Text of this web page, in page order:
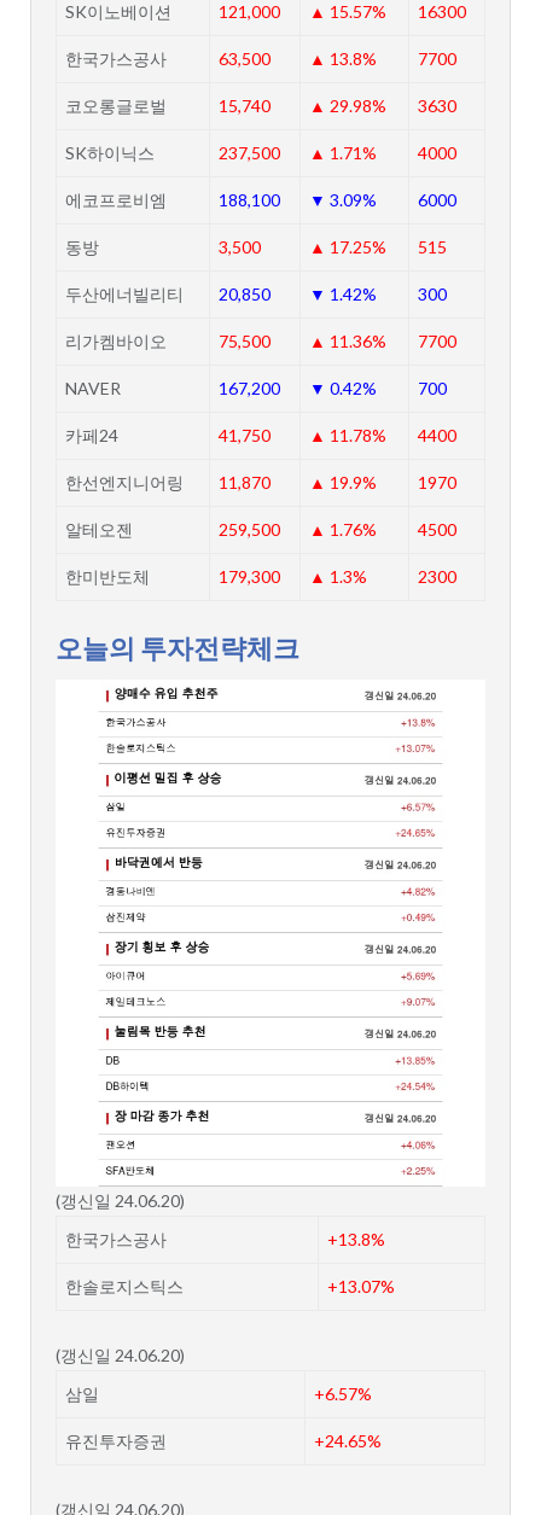
SK이노베이션 121,000 ▲ 15.57% 16300
한국가스공사 63,500 ▲ 13.8% 7700
코오롱글로벌 15,740 ▲ 29.98% 3630
SK하이닉스 237,500 ▲ 1.71% 4000
에코프로비엠 188,100 ▼ 3.09% 6000
동방 3,500 ▲ 17.25% 515
두산에너빌리티 20,850 ▼ 1.42% 300
리가켐바이오 75,500 ▲ 11.36% 7700
NAVER 167,200 ▼ 0.42% 700
카페24 41,750 ▲ 11.78% 4400
한선엔지니어링 11,870 ▲ 19.9% 1970
알테오젠 259,500 ▲ 1.76% 4500
한미반도체 179,300 ▲ 1.3% 2300
오늘의 투자전략체크
(갱신일 24.06.20)
한국가스공사
+13.8%
한솔로지스틱스 +13.07%
(갱신일 24.06.20)
삼일
+6.57%
유진투자증권 +24.65%
(갱신일 24.06.20)